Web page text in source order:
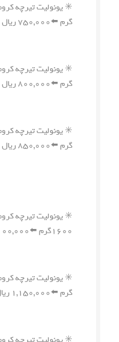
گرم ⬅️۷۵۰,۰۰۰ ریال
گرم ⬅️۸۰۰,۰۰۰ ریال
گرم ⬅️۸۵۰,۰۰۰ ریال
۱۶۰۰گرم ⬅️۱,۱۰۰,۰۰۰ ریال
گرم ⬅️۱,۱۵۰,۰۰۰ ریال